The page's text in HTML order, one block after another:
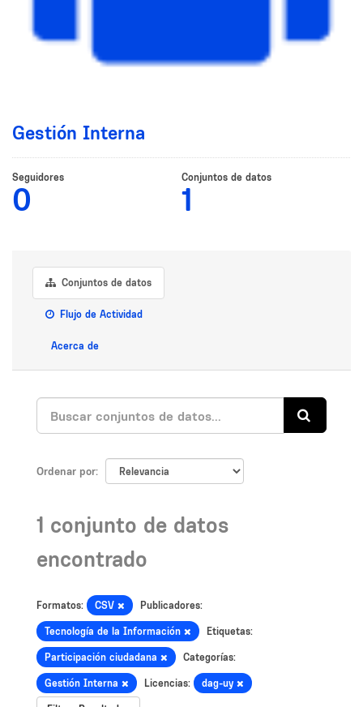
Gestión Interna
Seguidores
0
Conjuntos de datos
1
Conjuntos de datos
Flujo de Actividad
Acerca de
Ordenar por
1 conjunto de datos
encontrado
Formatos: CSV Publicadores:
Tecnología de la Información Etiquetas:
Participación ciudadana Categorías:
Gestión Interna Licencias: dag-uy